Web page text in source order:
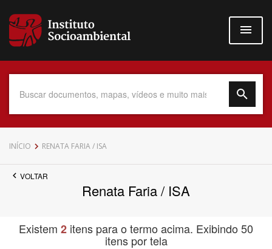
para
conteúdo
Data do Documento
INÍCIO RENATA FARIA / ISA
VOLTAR
Renata Faria / ISA
Existem 2 itens para o termo acima. Exibindo 50
itens por tela